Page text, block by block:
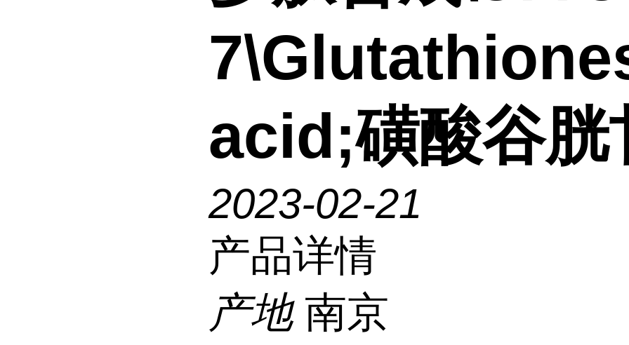
acid;磺酸谷胱
2023-02-21
产品详情
产地 南京